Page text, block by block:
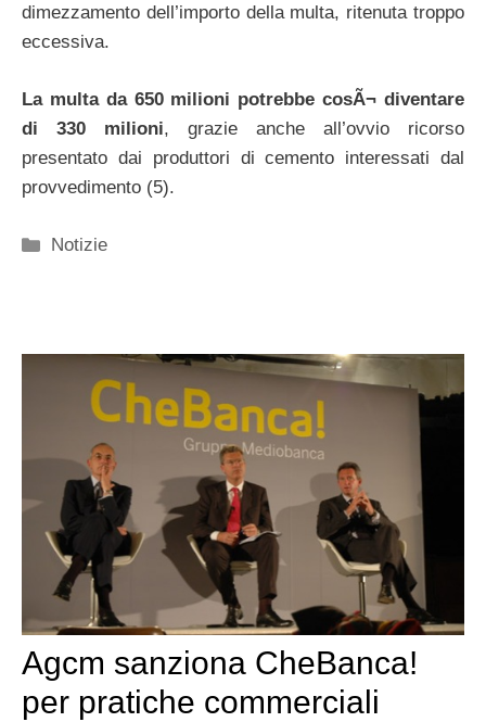
dimezzamento dell’importo della multa, ritenuta troppo
eccessiva.
La multa da 650 milioni potrebbe cosÃ¬ diventare
di 330 milioni, grazie anche all’ovvio ricorso
presentato dai produttori di cemento interessati dal
provvedimento (5).
Categorie
Notizie
Agcm sanziona CheBanca!
per pratiche commerciali